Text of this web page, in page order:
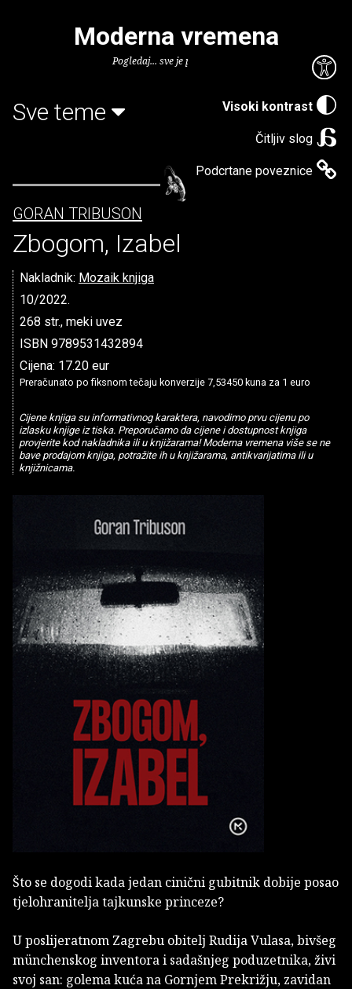
Visoki kontrast
Čitljiv slog
Podcrtane poveznice
Moderna vremena
Pogledaj... sve je puno knjiga.
Sve teme
GORAN TRIBUSON
Zbogom, Izabel
Nakladnik: Mozaik knjiga
10/2022.
268 str., meki uvez
ISBN 9789531432894
Cijena: 17.20 eur
Preračunato po fiksnom tečaju konverzije 7,53450 kuna za 1 euro
Cijene knjiga su informativnog karaktera, navodimo prvu cijenu po
izlasku knjige iz tiska. Preporučamo da cijene i dostupnost knjiga
provjerite kod nakladnika ili u knjižarama! Moderna vremena više se ne
bave prodajom knjiga, potražite ih u knjižarama, antikvarijatima ili u
knjižnicama.
Što se dogodi kada jedan cinični gubitnik dobije posao
tjelohranitelja tajkunske princeze?
U poslijeratnom Zagrebu obitelj Rudija Vulasa, bivšeg
münchenskog inventora i sadašnjeg poduzetnika, živi
svoj san: golema kuća na Gornjem Prekrižju, zavidan